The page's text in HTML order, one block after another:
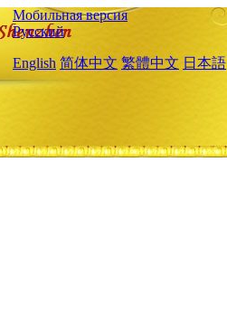
Мобильная версия
Русский
English 简体中文 繁體中文 日本語